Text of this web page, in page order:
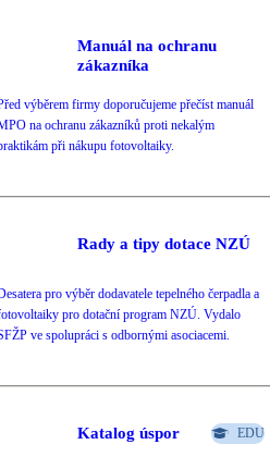
Manuál na ochranu
zákazníka
výběrem firmy doporučujeme přečíst manuál
na ochranu zákazníků proti nekalým
při nákupu fotovoltaiky.
Rady a tipy dotace NZÚ
pro výběr dodavatele tepelného čerpadla a
pro dotační program NZÚ. Vydalo
ve spolupráci s odbornými asociacemi.
Katalog úspor EDU